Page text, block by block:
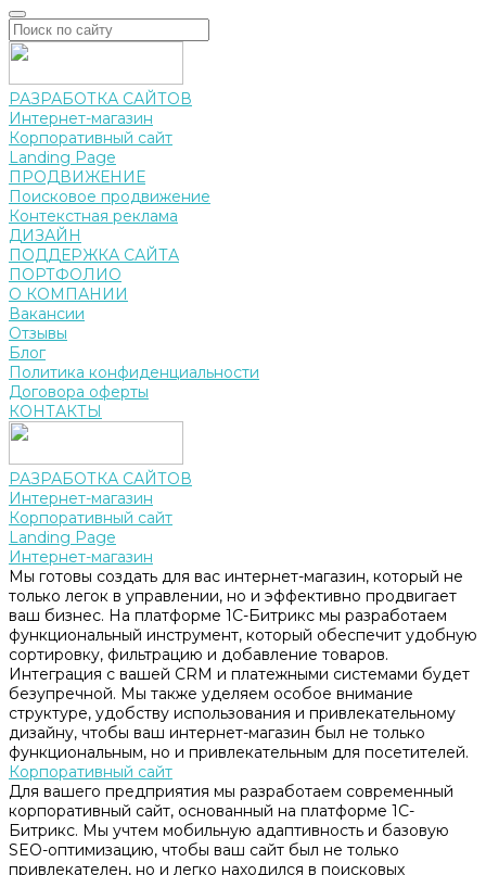
РАЗРАБОТКА САЙТОВ
Интернет-магазин
Корпоративный сайт
Landing Page
ПРОДВИЖЕНИЕ
Поисковое продвижение
Контекстная реклама
ДИЗАЙН
ПОДДЕРЖКА САЙТА
ПОРТФОЛИО
О КОМПАНИИ
Вакансии
Отзывы
Блог
Политика конфиденциальности
Договора оферты
КОНТАКТЫ
РАЗРАБОТКА САЙТОВ
Интернет-магазин
Корпоративный сайт
Landing Page
Интернет-магазин
Мы готовы создать для вас интернет-магазин, который не
только легок в управлении, но и эффективно продвигает
ваш бизнес. На платформе 1С-Битрикс мы разработаем
функциональный инструмент, который обеспечит удобную
сортировку, фильтрацию и добавление товаров.
Интеграция с вашей CRM и платежными системами будет
безупречной. Мы также уделяем особое внимание
структуре, удобству использования и привлекательному
дизайну, чтобы ваш интернет-магазин был не только
функциональным, но и привлекательным для посетителей.
Корпоративный сайт
Для вашего предприятия мы разработаем современный
корпоративный сайт, основанный на платформе 1С-
Битрикс. Мы учтем мобильную адаптивность и базовую
SEO-оптимизацию, чтобы ваш сайт был не только
привлекателен, но и легко находился в поисковых